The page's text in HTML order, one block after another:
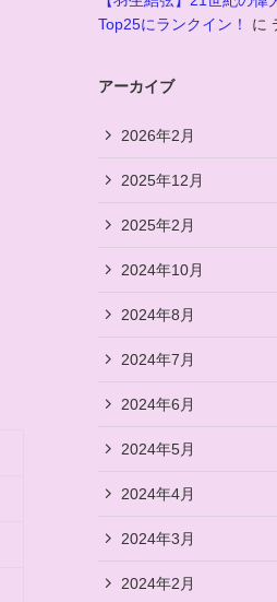
Top25にランクイン！
に
アーカイブ
2026年2月
2025年12月
2025年2月
2024年10月
2024年8月
2024年7月
2024年6月
2024年5月
2024年4月
2024年3月
2024年2月